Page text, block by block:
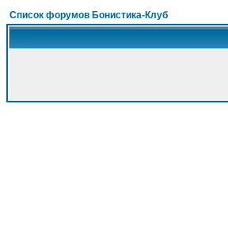
Список форумов Бонистика-Клуб